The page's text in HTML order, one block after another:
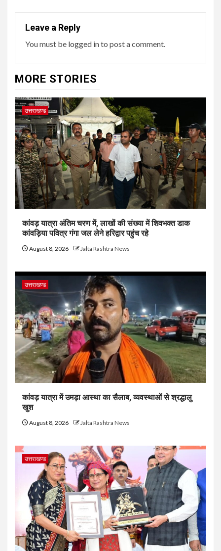
Leave a Reply
You must be logged into post a comment.
MORE STORIES
उत्तराखण्ड
कांवड़ यात्रा अंतिम चरण में, लाखों की संख्या में शिवभक्त डाक
कांवड़िया पवित्र गंगा जल लेने हरिद्वार पहुंच रहे
August 8, 2026 Jalta Rashtra News
उत्तराखण्ड
कांवड़ यात्रा में उमड़ा आस्था का सैलाब, व्यवस्थाओं से श्रद्धालु
खुश
August 8, 2026 Jalta Rashtra News
उत्तराखण्ड